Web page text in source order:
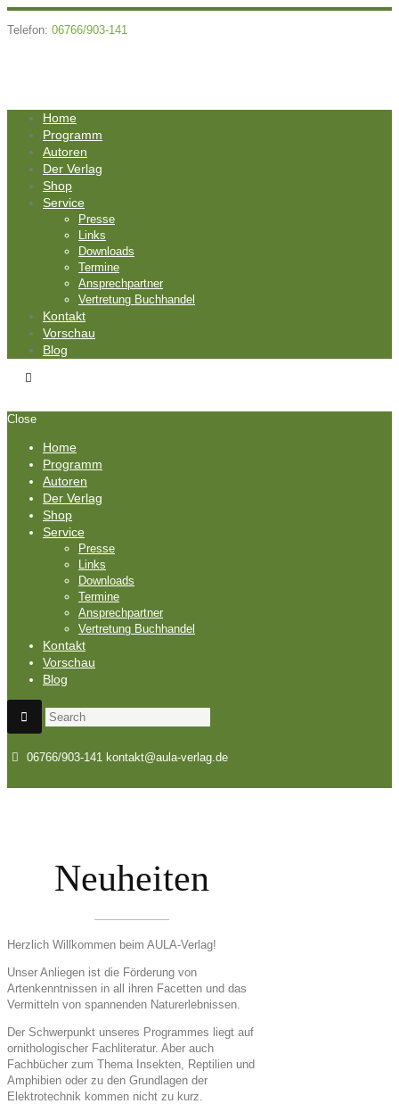
Telefon: 06766/903-141
Home
Programm
Autoren
Der Verlag
Shop
Service
Presse
Links
Downloads
Termine
Ansprechpartner
Vertretung Buchhandel
Kontakt
Vorschau
Blog
Close
Home
Programm
Autoren
Der Verlag
Shop
Service
Presse
Links
Downloads
Termine
Ansprechpartner
Vertretung Buchhandel
Kontakt
Vorschau
Blog
06766/903-141 kontakt@aula-verlag.de
Neuheiten
Herzlich Willkommen beim AULA-Verlag!
Unser Anliegen ist die Förderung von
Artenkenntnissen in all ihren Facetten und das
Vermitteln von spannenden Naturerlebnissen.
Der Schwerpunkt unseres Programmes liegt auf
ornithologischer Fachliteratur. Aber auch
Fachbücher zum Thema Insekten, Reptilien und
Amphibien oder zu den Grundlagen der
Elektrotechnik kommen nicht zu kurz.